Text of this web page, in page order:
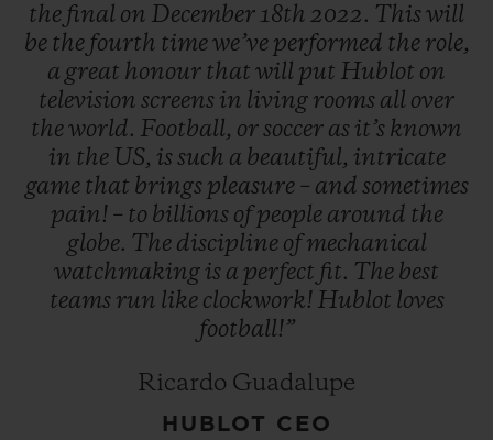
the final on December 18th 2022. Thiswill
be the fourth timewe’ve performed the role,
a great honour that will put Hublot on
television screens in living rooms all over
theworld. Football, orsoccer as it’s known
in the US, issuch a beautiful, intricate
game that brings pleasure – and sometimes
pain! – to billions ofpeople around the
globe. The discipline ofmechanical
watchmaking is a perfect fit. The best
teams run like clockwork! Hublot loves
football!”
Ricardo Guadalupe
HUBLOT CEO